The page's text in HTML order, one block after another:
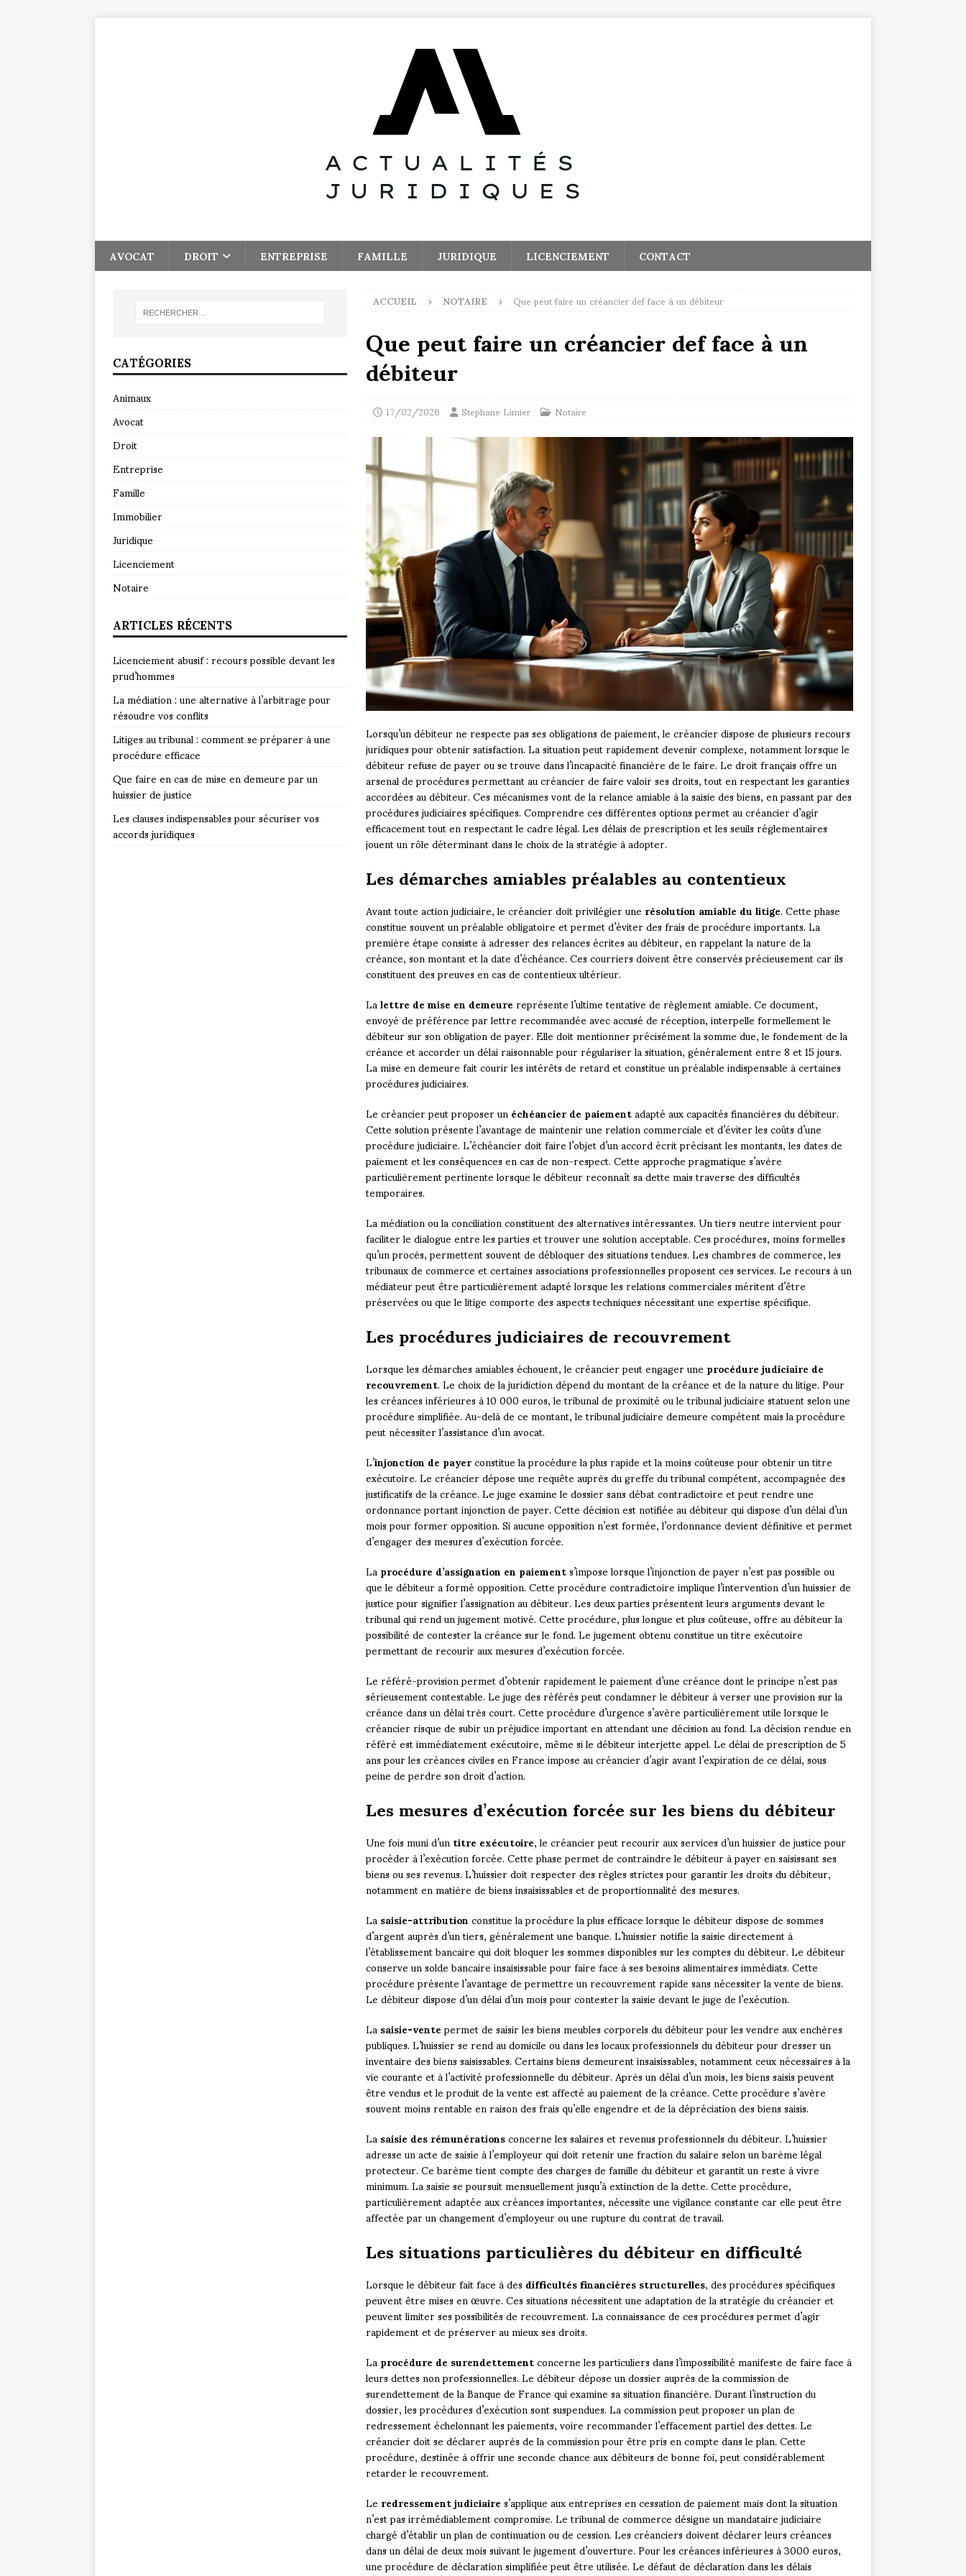
AVOCAT DROIT ENTREPRISE FAMILLE JURIDIQUE LICENCIEMENT CONTACT
ACCUEIL NOTAIRE Que peut faire un créancier def face à un débiteur
Que peut faire un créancier def face à un
débiteur
17/02/2026 Stephane Limier Notaire
Lorsqu’un débiteur ne respecte pas ses obligations de paiement, le créancier dispose de plusieurs recours
juridiques pour obtenir satisfaction. La situation peut rapidement devenir complexe, notamment lorsque le
débiteur refuse de payer ou se trouve dans l’incapacité financière de le faire. Le droit français offre un
arsenal de procédures permettant au créancier de faire valoir ses droits, tout en respectant les garanties
accordées au débiteur. Ces mécanismes vont de la relance amiable à la saisie des biens, en passant par des
procédures judiciaires spécifiques. Comprendre ces différentes options permet au créancier d’agir
efficacement tout en respectant le cadre légal. Les délais de prescription et les seuils réglementaires
jouent un rôle déterminant dans le choix de la stratégie à adopter.
Les démarches amiables préalables au contentieux
Avant toute action judiciaire, le créancier doit privilégier unerésolution amiable du litige. Cette phase
constitue souvent un préalable obligatoire et permet d’éviter des frais de procédure importants. La
première étape consiste à adresser des relances écrites au débiteur, en rappelant la nature de la
créance, son montant et la date d’échéance. Ces courriers doivent être conservés précieusement car ils
constituent des preuves en cas de contentieux ultérieur.
Lalettre de mise en demeurereprésente l’ultime tentative de règlement amiable. Ce document,
envoyé de préférence par lettre recommandée avec accusé de réception, interpelle formellement le
débiteur sur son obligation de payer. Elle doit mentionner précisément la somme due, le fondement de la
créance et accorder un délai raisonnable pour régulariser la situation, généralement entre 8 et 15 jours.
La mise en demeure fait courir les intérêts de retard et constitue un préalable indispensable à certaines
procédures judiciaires.
Le créancier peut proposer unéchéancier de paiementadapté aux capacités financières du débiteur.
Cette solution présente l’avantage de maintenir une relation commerciale et d’éviter les coûts d’une
procédure judiciaire. L’échéancier doit faire l’objet d’un accord écrit précisant les montants, les dates de
paiement et les conséquences en cas de non-respect. Cette approche pragmatique s’avère
particulièrement pertinente lorsque le débiteur reconnaît sa dette mais traverse des difficultés
temporaires.
La médiation ou la conciliation constituent des alternatives intéressantes. Un tiers neutre intervient pour
faciliter le dialogue entre les parties et trouver une solution acceptable. Ces procédures, moins formelles
qu’un procès, permettent souvent de débloquer des situations tendues. Les chambres de commerce, les
tribunaux de commerce et certaines associations professionnelles proposent ces services. Le recours à un
médiateur peut être particulièrement adapté lorsque les relations commerciales méritent d’être
préservées ou que le litige comporte des aspects techniques nécessitant une expertise spécifique.
Les procédures judiciaires de recouvrement
Lorsque les démarches amiables échouent, le créancier peut engager uneprocédure judiciaire de
recouvrement. Le choix de la juridiction dépend du montant de la créance et de la nature du litige. Pour
les créances inférieures à 10 000 euros, le tribunal de proximité ou le tribunal judiciaire statuent selon une
procédure simplifiée. Au-delà de ce montant, le tribunal judiciaire demeure compétent mais la procédure
peut nécessiter l’assistance d’un avocat.
L’injonction de payerconstitue la procédure la plus rapide et la moins coûteuse pour obtenir un titre
exécutoire. Le créancier dépose une requête auprès du greffe du tribunal compétent, accompagnée des
justificatifs de la créance. Le juge examine le dossier sans débat contradictoire et peut rendre une
ordonnance portant injonction de payer. Cette décision est notifiée au débiteur qui dispose d’un délai d’un
mois pour former opposition. Si aucune opposition n’est formée, l’ordonnance devient définitive et permet
d’engager des mesures d’exécution forcée.
Laprocédure d’assignation en paiements’impose lorsque l’injonction de payer n’est pas possible ou
que le débiteur a formé opposition. Cette procédure contradictoire implique l’intervention d’un huissier de
justice pour signifier l’assignation au débiteur. Les deux parties présentent leurs arguments devant le
tribunal qui rend un jugement motivé. Cette procédure, plus longue et plus coûteuse, offre au débiteur la
possibilité de contester la créance sur le fond. Le jugement obtenu constitue un titre exécutoire
permettant de recourir aux mesures d’exécution forcée.
Le référé-provision permet d’obtenir rapidement le paiement d’une créance dont le principe n’est pas
sérieusement contestable. Le juge des référés peut condamner le débiteur à verser une provision sur la
créance dans un délai très court. Cette procédure d’urgence s’avère particulièrement utile lorsque le
créancier risque de subir un préjudice important en attendant une décision au fond. La décision rendue en
référé est immédiatement exécutoire, même si le débiteur interjette appel. Le délai de prescription de 5
ans pour les créances civiles en France impose au créancier d’agir avant l’expiration de ce délai, sous
peine de perdre son droit d’action.
Les mesures d’exécution forcée sur les biens du débiteur
Une fois muni d’untitre exécutoire, le créancier peut recourir aux services d’un huissier de justice pour
procéder à l’exécution forcée. Cette phase permet de contraindre le débiteur à payer en saisissant ses
biens ou ses revenus. L’huissier doit respecter des règles strictes pour garantir les droits du débiteur,
notamment en matière de biens insaisissables et de proportionnalité des mesures.
Lasaisie-attributionconstitue la procédure la plus efficace lorsque le débiteur dispose de sommes
d’argent auprès d’un tiers, généralement une banque. L’huissier notifie la saisie directement à
l’établissement bancaire qui doit bloquer les sommes disponibles sur les comptes du débiteur. Le débiteur
conserve un solde bancaire insaisissable pour faire face à ses besoins alimentaires immédiats. Cette
procédure présente l’avantage de permettre un recouvrement rapide sans nécessiter la vente de biens.
Le débiteur dispose d’un délai d’un mois pour contester la saisie devant le juge de l’exécution.
Lasaisie-ventepermet de saisir les biens meubles corporels du débiteur pour les vendre aux enchères
publiques. L’huissier se rend au domicile ou dans les locaux professionnels du débiteur pour dresser un
inventaire des biens saisissables. Certains biens demeurent insaisissables, notamment ceux nécessaires à la
vie courante et à l’activité professionnelle du débiteur. Après un délai d’un mois, les biens saisis peuvent
être vendus et le produit de la vente est affecté au paiement de la créance. Cette procédure s’avère
souvent moins rentable en raison des frais qu’elle engendre et de la dépréciation des biens saisis.
Lasaisie des rémunérationsconcerne les salaires et revenus professionnels du débiteur. L’huissier
adresse un acte de saisie à l’employeur qui doit retenir une fraction du salaire selon un barème légal
protecteur. Ce barème tient compte des charges de famille du débiteur et garantit un reste à vivre
minimum. La saisie se poursuit mensuellement jusqu’à extinction de la dette. Cette procédure,
particulièrement adaptée aux créances importantes, nécessite une vigilance constante car elle peut être
affectée par un changement d’employeur ou une rupture du contrat de travail.
Les situations particulières du débiteur en difficulté
Lorsque le débiteur fait face à desdifficultés financières structurelles, des procédures spécifiques
peuvent être mises en œuvre. Ces situations nécessitent une adaptation de la stratégie du créancier et
peuvent limiter ses possibilités de recouvrement. La connaissance de ces procédures permet d’agir
rapidement et de préserver au mieux ses droits.
Laprocédure de surendettementconcerne les particuliers dans l’impossibilité manifeste de faire face à
leurs dettes non professionnelles. Le débiteur dépose un dossier auprès de la commission de
surendettement de la Banque de France qui examine sa situation financière. Durant l’instruction du
dossier, les procédures d’exécution sont suspendues. La commission peut proposer un plan de
redressement échelonnant les paiements, voire recommander l’effacement partiel des dettes. Le
créancier doit se déclarer auprès de la commission pour être pris en compte dans le plan. Cette
procédure, destinée à offrir une seconde chance aux débiteurs de bonne foi, peut considérablement
retarder le recouvrement.
Leredressement judiciaires’applique aux entreprises en cessation de paiement mais dont la situation
n’est pas irrémédiablement compromise. Le tribunal de commerce désigne un mandataire judiciaire
chargé d’établir un plan de continuation ou de cession. Les créanciers doivent déclarer leurs créances
dans un délai de deux mois suivant le jugement d’ouverture. Pour les créances inférieures à 3000 euros,
une procédure de déclaration simplifiée peut être utilisée. Le défaut de déclaration dans les délais
CATÉGORIES
Animaux
Avocat
Droit
Entreprise
Famille
Immobilier
Juridique
Licenciement
Notaire
ARTICLES RÉCENTS
Licenciement abusif : recours possible devant les
prud’hommes
La médiation : une alternative à l’arbitrage pour
résoudre vos conflits
Litiges au tribunal : comment se préparer à une
procédure efficace
Que faire en cas de mise en demeure par un
huissier de justice
Les clauses indispensables pour sécuriser vos
accords juridiques